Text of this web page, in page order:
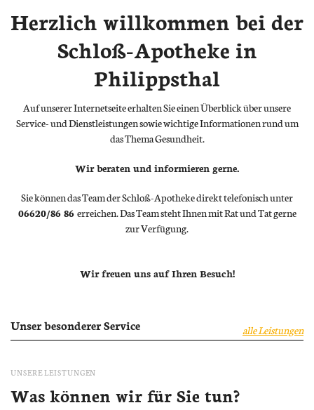
Herzlich willkommen bei der
Schloß-Apotheke in
Philippsthal
Auf unserer Internetseite erhalten Sie einen Überblick über unsere
Service- und Dienstleistungen sowie wichtige Informationen rund um
das Thema Gesundheit.
Wir beraten und informieren gerne.
Sie können das Team der Schloß-Apotheke direkt telefonisch unter
06620/86 86 erreichen. Das Team steht Ihnen mit Rat und Tat gerne
zur Verfügung.
Wir freuen uns auf Ihren Besuch!
Unser besonderer Service alle Leistungen
UNSERE LEISTUNGEN
Was können wir für Sie tun?